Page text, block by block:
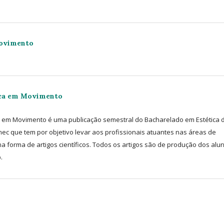
em Movimento
em Movimento é uma publicação semestral do Bacharelado em Estética
que tem por objetivo levar aos profissionais atuantes nas áreas de
forma de artigos científicos. Todos os artigos são de produção dos